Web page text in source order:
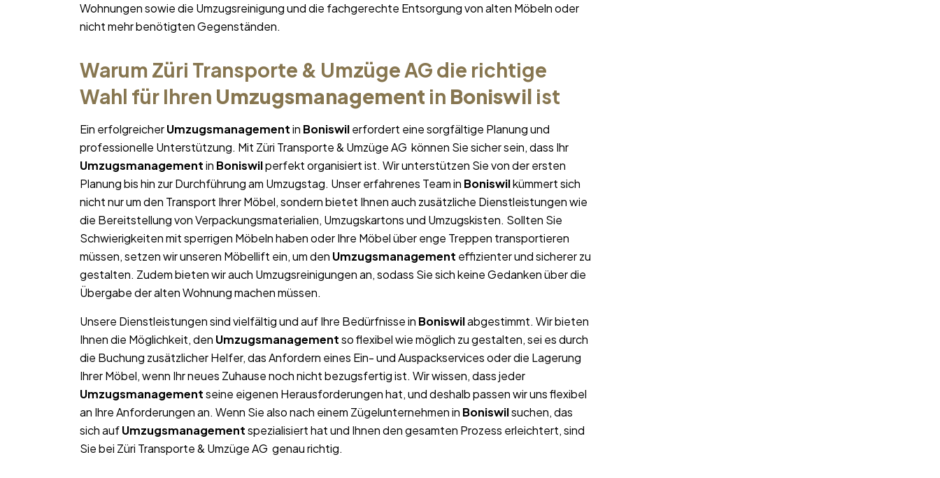
Wohnungen sowie die Umzugsreinigung und die fachgerechte Entsorgung von alten Möbeln oder
nicht mehr benötigten Gegenständen.
Warum Züri Transporte & Umzüge AG die richtige
Wahl für Ihren Umzugsmanagement in Boniswil ist
Ein erfolgreicherUmzugsmanagementin Boniswilerfordert eine sorgfältige Planung und
professionelle Unterstützung. Mit Züri Transporte & Umzüge AG können Sie sicher sein, dass Ihr
Umzugsmanagementin Boniswilperfekt organisiert ist. Wir unterstützen Sie von der ersten
Planung bis hin zur Durchführung am Umzugstag. Unser erfahrenes Team in Boniswilkümmert sich
nicht nur um den Transport Ihrer Möbel, sondern bietet Ihnen auch zusätzliche Dienstleistungen wie
die Bereitstellung von Verpackungsmaterialien, Umzugskartons und Umzugskisten. Sollten Sie
Schwierigkeiten mit sperrigen Möbeln haben oder Ihre Möbel über enge Treppen transportieren
müssen, setzen wir unseren Möbellift ein, um den Umzugsmanagement effizienter und sicherer zu
gestalten. Zudem bieten wir auch Umzugsreinigungen an, sodass Sie sich keine Gedanken über die
Übergabe der alten Wohnung machen müssen.
Unsere Dienstleistungen sind vielfältig und auf Ihre Bedürfnisse in Boniswilabgestimmt. Wir bieten
Ihnen die Möglichkeit, den Umzugsmanagementso flexibel wie möglich zu gestalten, sei es durch
die Buchung zusätzlicher Helfer, das Anfordern eines Ein- und Auspackservices oder die Lagerung
Ihrer Möbel, wenn Ihr neues Zuhause noch nicht bezugsfertig ist. Wir wissen, dass jeder
Umzugsmanagementseine eigenen Herausforderungen hat, und deshalb passen wir uns flexibel
an Ihre Anforderungen an. Wenn Sie also nach einem Zügelunternehmen in Boniswilsuchen, das
sich aufUmzugsmanagementspezialisiert hat und Ihnen den gesamten Prozess erleichtert, sind
Sie bei Züri Transporte & Umzüge AG genau richtig.